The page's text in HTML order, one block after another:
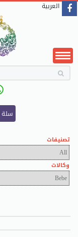
العربية
سلة
تصنيفات
وكالات